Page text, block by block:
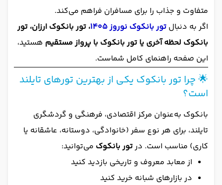
متفاوت و جذاب را برای مسافران فراهم می‌کند.
اگر به دنبال تور بانکوک نوروز ۱۴۰۵
، تور بانکوک ارزان، تور
بانکوک لحظه آخری یا تور بانکوک با پرواز مستقیم هستید،
این صفحه راهنمای کامل شماست.
🌟 چرا تور بانکوک یکی از بهترین تورهای تایلند
است؟
بانکوک به‌عنوان مرکز اقتصادی، فرهنگی و گردشگری
تایلند، برای هر نوع سفر (خانوادگی، دوستانه، عاشقانه یا
کاری) مناسب است. درتور بانکوک می‌توانید:
از معابد معروف و تاریخی بازدید کنید
در بازارهای شبانه خرید کنید